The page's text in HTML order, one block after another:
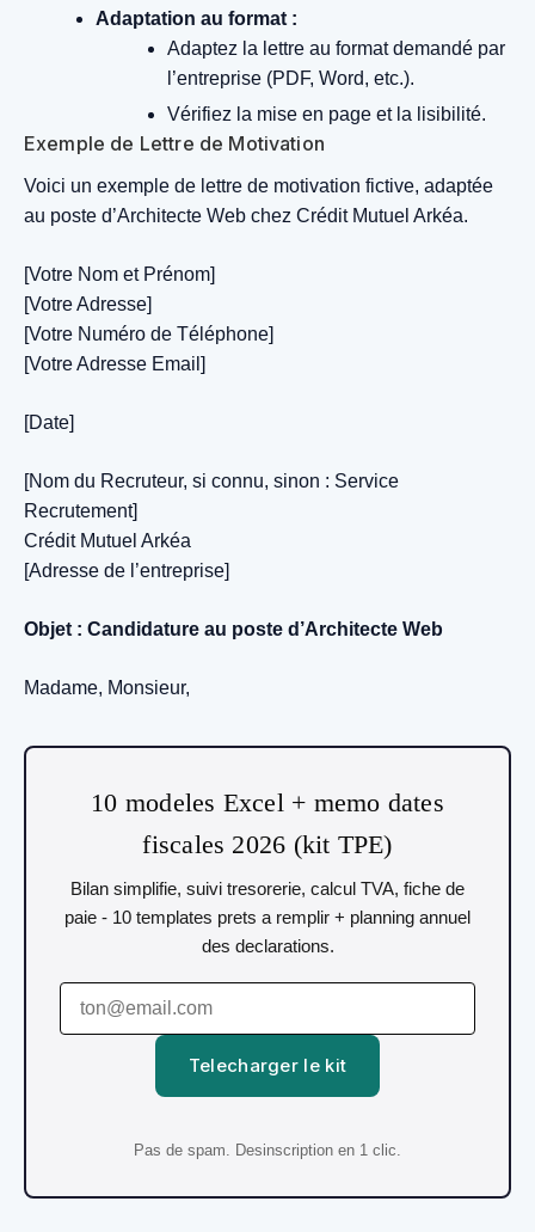
Adaptation au format :
Adaptez la lettre au format demandé par
l’entreprise (PDF, Word, etc.).
Vérifiez la mise en page et la lisibilité.
Exemple de Lettre de Motivation
Voici un exemple de lettre de motivation fictive, adaptée
au poste d’Architecte Web chez Crédit Mutuel Arkéa.
[Votre Nom et Prénom]
[Votre Adresse]
[Votre Numéro de Téléphone]
[Votre Adresse Email]
[Date]
[Nom du Recruteur, si connu, sinon : Service
Recrutement]
Crédit Mutuel Arkéa
[Adresse de l’entreprise]
Objet : Candidature au poste d’Architecte Web
Madame, Monsieur,
10 modeles Excel + memo dates
fiscales 2026 (kit TPE)
Bilan simplifie, suivi tresorerie, calcul TVA, fiche de
paie - 10 templates prets a remplir + planning annuel
des declarations.
Telecharger le kit
Pas de spam. Desinscription en 1 clic.